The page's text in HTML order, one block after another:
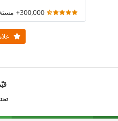
300,000+ مستخدم